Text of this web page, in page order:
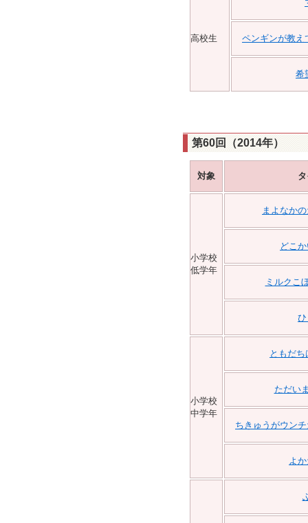
高校生 ペンギンが教え
希
第60回（2014年）
対象
小学校
低学年
まよなか
どこ
ミルクこ
小学校
中学年
ともだ
ただい
ちきゅうがウン
よ